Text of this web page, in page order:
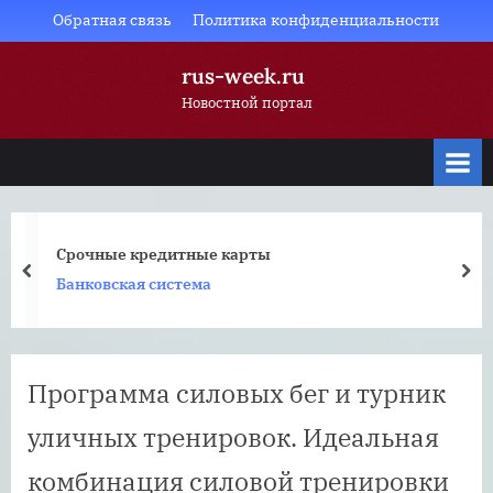
to
Обратная связь Политика конфиденциальности
rus-week.ru
Новостной портал
Срочные кредитные карты
Банковская система
prev
Программа силовых бег и турник
уличных тренировок. Идеальная
комбинация силовой тренировки